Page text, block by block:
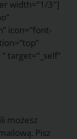
width=”1/3″]
icon=”font-
target=”_self”
możesz
Pisz